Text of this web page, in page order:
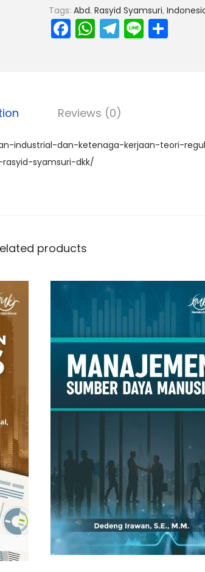
Tags: Abd. Rasyid Syamsuri,
F
a
b
o
o
k
W
h
A
p
p
T
el
a
m
Li
n
Reviews (0)
industrial-dan-ketenaga-kerjaan-teori-
syamsuri-dkk/
products